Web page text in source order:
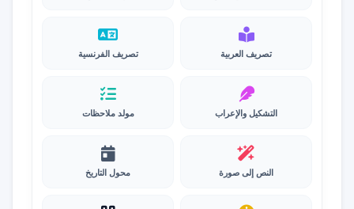
تصريف العربية تصريف الفرنسية
التشكيل والإعراب مولد ملاحظات
النص إلى صورة محول التاريخ